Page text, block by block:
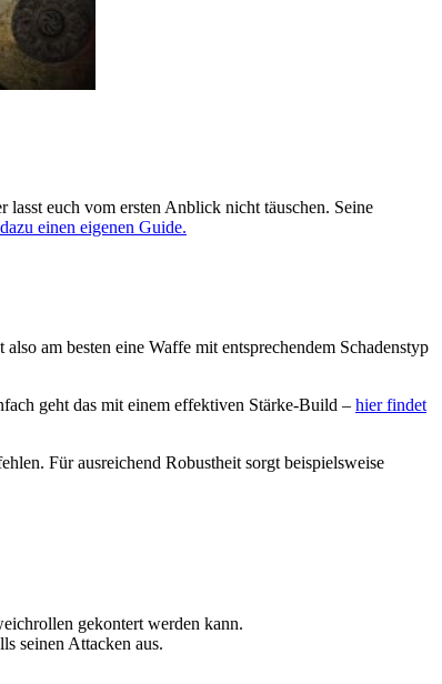
euch vom ersten Anblick nicht täuschen. Seine
einen eigenen Guide.
am besten eine Waffe mit entsprechendem Schadenstyp
geht das mit einem effektiven Stärke-Build – hier findet
Für ausreichend Robustheit sorgt beispielsweise
gekontert werden kann.
seinen Attacken aus.